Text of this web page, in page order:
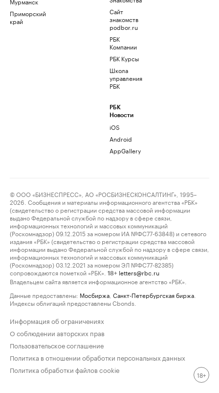
Приморский
край
Сайт
знакомств
podbor.ru
РБК
Компании
РБК Курсы
Школа
управления
РБК
РБК
Новости
iOS
Android
AppGallery
© ООО «БИЗНЕСПРЕСС», АО «РОСБИЗНЕСКОНСАЛТИНГ», 1995–
2026. Сообщения и материалы информационного агентства «РБК»
(свидетельство о регистрации средства массовой информации
выдано Федеральной службой по надзору в сфере связи,
информационных технологий и массовых коммуникаций
(Роскомнадзор) 09.12.2015 за номером ИА №ФС77-63848) и сетевого
издания «РБК» (свидетельство о регистрации средства массовой
информации выдано Федеральной службой по надзору в сфере связи,
информационных технологий и массовых коммуникаций
(Роскомнадзор) 03.12.2021 за номером ЭЛ №ФС77-82385)
сопровождаются пометкой «РБК».
18+ letters@rbc.ru
Владельцем сайта является информационное агентство «РБК».
Данные предоставлены: Мосбиржа Санкт-Петербургская биржа
Индексы облигаций предоставлены Cbonds.
Информация об ограничениях
О соблюдении авторских прав
Пользовательское соглашение
Политика в отношении обработки персональных данных
Политика обработки файлов cookie
18+